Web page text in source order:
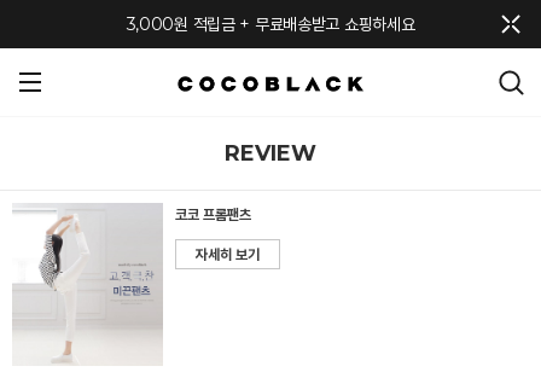
3,000원 적립금 + 무료배송받고 쇼핑하세요
REVIEW
코코 프롬팬츠
자세히 보기